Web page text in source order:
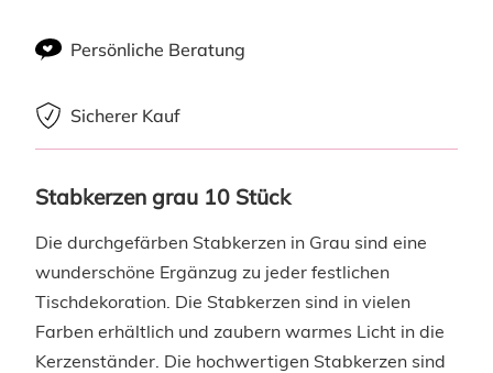
Persönliche Beratung
Sicherer Kauf
Stabkerzen grau 10 Stück
Die durchgefärben Stabkerzen in Grau sind eine
wunderschöne Ergänzug zu jeder festlichen
Tischdekoration. Die Stabkerzen sind in vielen
Farben erhältlich und zaubern warmes Licht in die
Kerzenständer. Die hochwertigen Stabkerzen sind